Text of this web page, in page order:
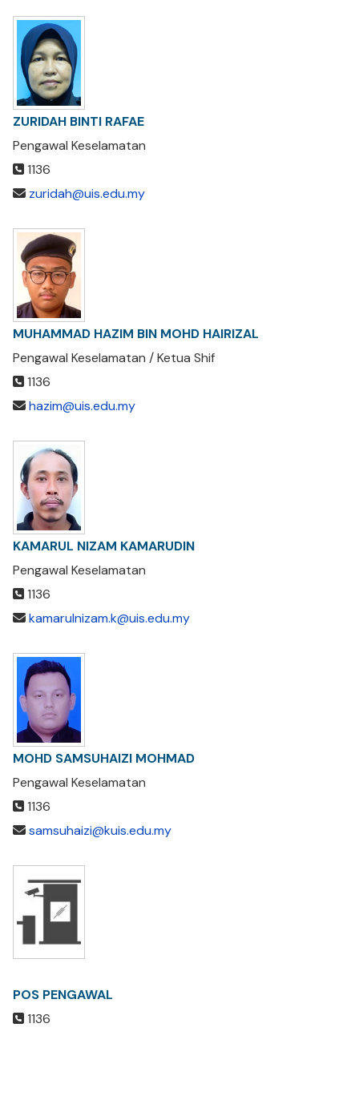
ZURIDAH BINTI RAFAE
Pengawal Keselamatan
1136
zuridah@uis.edu.my
MUHAMMAD HAZIM BIN MOHD HAIRIZAL
Pengawal Keselamatan / Ketua Shif
1136
hazim@uis.edu.my
KAMARUL NIZAM KAMARUDIN
Pengawal Keselamatan
1136
kamarulnizam.k@uis.edu.my
MOHD SAMSUHAIZI MOHMAD
Pengawal Keselamatan
1136
samsuhaizi@kuis.edu.my
POS PENGAWAL
1136